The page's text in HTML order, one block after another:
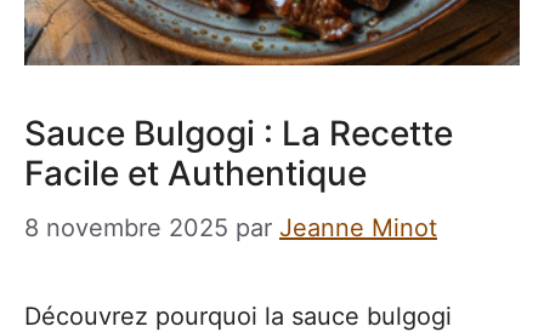
Sauce Bulgogi : La Recette
Facile et Authentique
8 novembre 2025 par Jeanne Minot
Découvrez pourquoi la sauce bulgogi